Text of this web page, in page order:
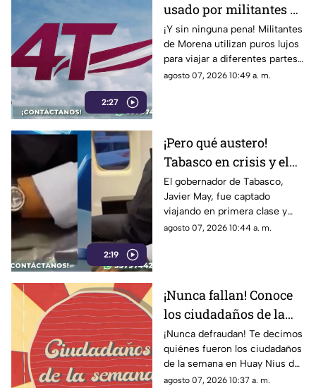
2:27
usado por militantes de
Morena para viajar con
lujos
¡Y sin ninguna pena! Militantes
de Morena utilizan puros lujos
para viajar a diferentes partes
del mundo mientras profesan
agosto 07, 2026 10:49 a. m.
2:19
¡Pero qué austero!
Tabasco en crisis y el
gobernador, Javier
May, viajando en
primera clase
El gobernador de Tabasco,
Javier May, fue captado
viajando en primera clase y
usando un reloj de lujo que,
agosto 07, 2026 10:44 a. m.
¡Nunca fallan! Conoce
los ciudadaños de la
semana del 3 al 9 de
agosto de 2026 en Huay
Nius
¡Nunca defraudan! Te decimos
quiénes fueron los ciudadaños
de la semana en Huay Nius del
3 al 9 de agosto de 2026.
agosto 07, 2026 10:37 a. m.